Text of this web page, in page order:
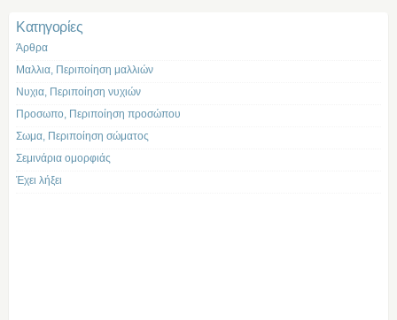
Kατηγορίες
Άρθρα
Μαλλια, Περιποίηση μαλλιών
Νυχια, Περιποίηση νυχιών
Προσωπο, Περιποίηση προσώπου
Σωμα, Περιποίηση σώματος
Σεμινάρια ομορφιάς
Έχει λήξει